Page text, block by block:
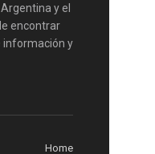
y el
encontrar
información y
Home